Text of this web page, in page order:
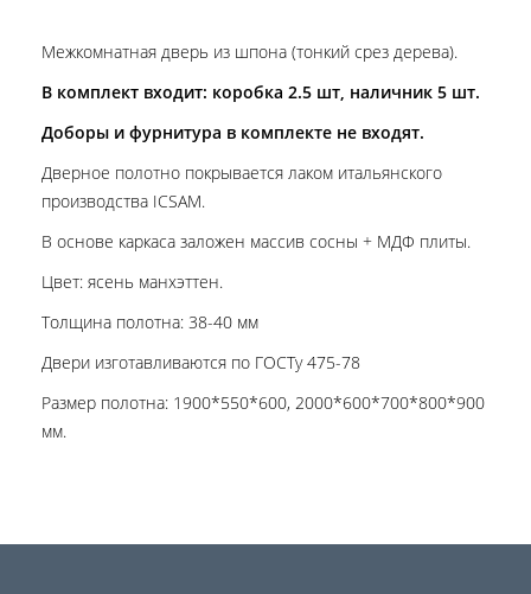
Межкомнатная дверь из шпона (тонкий срез дерева).
В комплект входит: коробка 2.5 шт, наличник 5 шт.
Доборы и фурнитура в комплекте не входят.
Дверное полотно покрывается лаком итальянского
производства ICSAM.
В основе каркаса заложен массив сосны + МДФ плиты.
Цвет: ясень манхэттен.
Толщина полотна: 38-40 мм
Двери изготавливаются по ГОСТу 475-78
Размер полотна: 1900*550*600, 2000*600*700*800*900
мм.